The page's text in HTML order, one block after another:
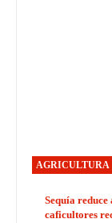
AGRICULTURA
Sequía reduce
caficultores